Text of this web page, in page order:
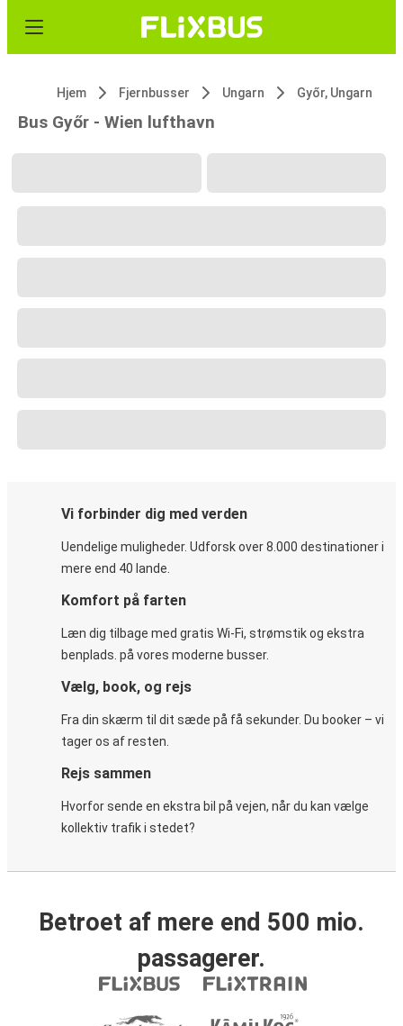
Hjem Fjernbusser Ungarn Győr, Ungarn
Bus Győr - Wien lufthavn
Vi forbinder dig med verden
Uendelige muligheder. Udforsk over 8.000 destinationer i
mere end 40 lande.
Komfort på farten
Læn dig tilbage med gratis Wi-Fi, strømstik og ekstra
benplads. på vores moderne busser.
Vælg, book, og rejs
Fra din skærm til dit sæde på få sekunder. Du booker – vi
tager os af resten.
Rejs sammen
Hvorfor sende en ekstra bil på vejen, når du kan vælge
kollektiv trafik i stedet?
Betroet af mere end 500 mio.
passagerer.